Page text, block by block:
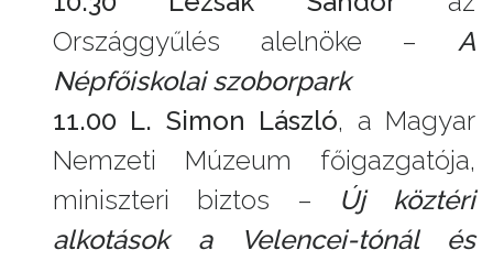
Országgyűlés alelnöke – A
Népfőiskolai szoborpark
11.00 L. Simon László, a Magyar
Nemzeti Múzeum főigazgatója,
miniszteri biztos – Új köztéri
alkotások a Velencei-tónál és